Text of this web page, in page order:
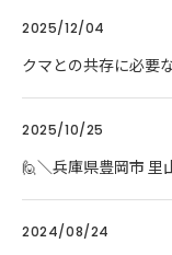
2025/12/04
クマとの共存に必要
2025/10/25
🙋＼兵庫県豊岡市 里
2024/08/24